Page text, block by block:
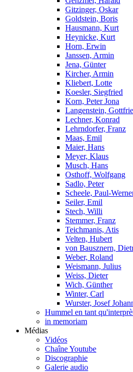
Gitzinger, Oskar
Goldstein, Boris
Hausmann, Kurt
Heynicke, Kurt
Horn, Erwin
Janssen, Armin
Jena, Günter
Kircher, Armin
Kliebert, Lotte
Koesler, Siegfried
Korn, Peter Jona
Langenstein,
Lechner, Konrad
Lehrndorfer, Franz
Maas, Emil
Maier, Hans
Meyer, Klaus
Musch, Hans
Osthoff, Wolfgang
Sadlo, Peter
Scheele, Paul-
Seiler, Emil
Stech, Willi
Stemmer, Franz
Teichmanis, Atis
Velten, Hubert
von Bausznern,
Weber, Roland
Weismann, Julius
Weiss, Dieter
Wich, Günther
Winter, Carl
Wurster, Josef
Hummel en tant
in memoriam
Médias
Vidéos
Chaîne Youtube
Discographie
Galerie audio